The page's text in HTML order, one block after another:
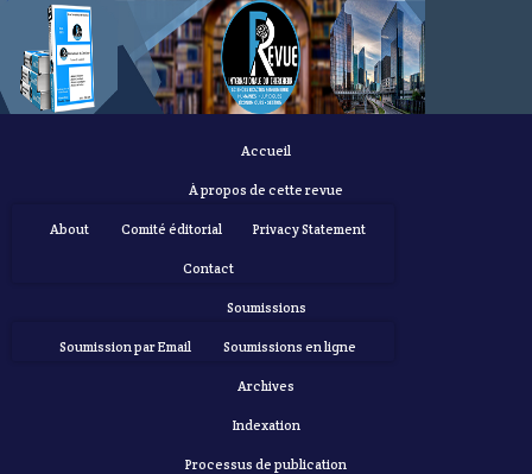
Accueil
À propos de cette revue
About Comité éditorial Privacy Statement
Contact
Soumissions
Soumission par Email Soumissions en ligne
Archives
Indexation
Processus de publication